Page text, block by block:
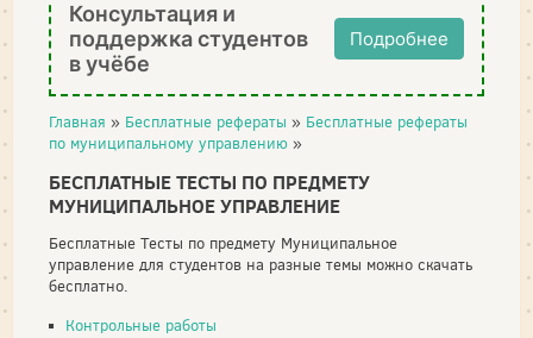
Консультация и
поддержка студентов
в учёбе
Подробнее
Главная » Бесплатные рефераты » Бесплатные рефераты
по муниципальному управлению »
БЕСПЛАТНЫЕ ТЕСТЫ ПО ПРЕДМЕТУ
МУНИЦИПАЛЬНОЕ УПРАВЛЕНИЕ
Бесплатные Тесты по предмету Муниципальное
управление для студентов на разные темы можно скачать
бесплатно.
Контрольные работы